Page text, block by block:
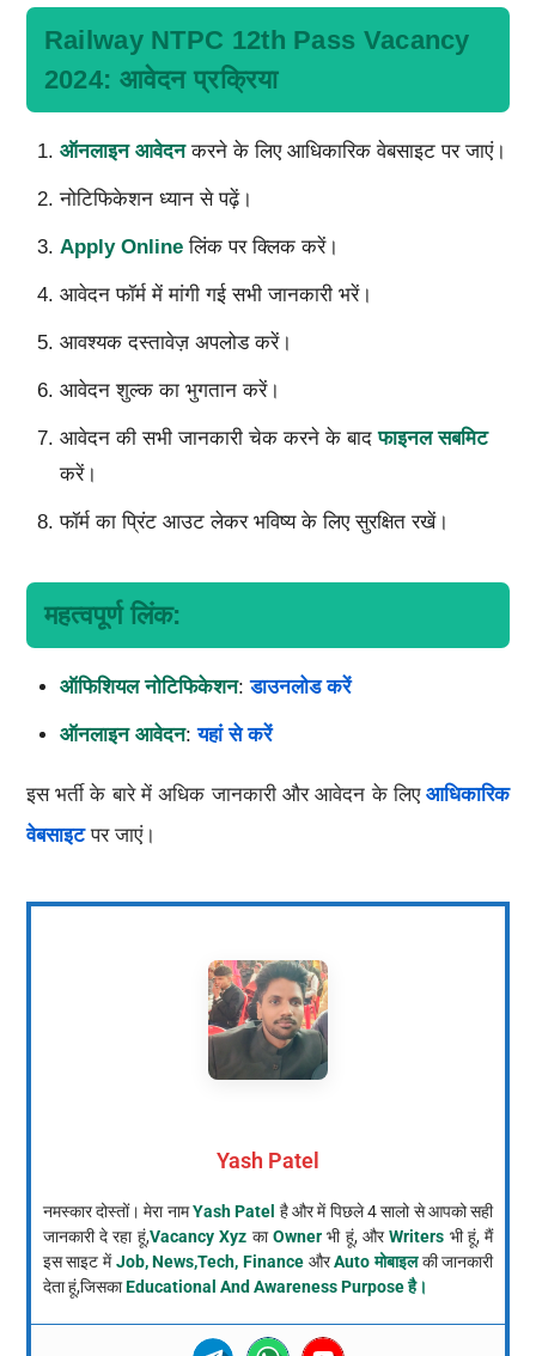
Railway NTPC 12th Pass Vacancy
2024: आवेदन प्रक्रिया
ऑनलाइन आवेदनकरने के लिए आधिकारिक वेबसाइट पर जाएं।
नोटिफिकेशन ध्यान से पढ़ें।
Apply Onlineलिंक पर क्लिक करें।
आवेदन फॉर्म में मांगी गई सभी जानकारी भरें।
आवश्यक दस्तावेज़ अपलोड करें।
आवेदन शुल्क का भुगतान करें।
आवेदन की सभी जानकारी चेक करने के बादफाइनल सबमिट
करें।
फॉर्म का प्रिंट आउट लेकर भविष्य के लिए सुरक्षित रखें।
महत्वपूर्ण लिंक:
ऑफिशियल नोटिफिकेशन:डाउनलोड करें
ऑनलाइन आवेदन:यहां से करें
इस भर्ती के बारे में अधिक जानकारी और आवेदन के लिएआधिकारिक
वेबसाइटपर जाएं।
Yash Patel
नमस्कार दोस्तों। मेरा नामYash Patel है और में पिछले 4 सालो से आपको सही
जानकारी दे रहा हूं,Vacancy Xyz काOwnerभी हूं, औरWriters भी हूं, मैं
इस साइट मेंJob, News,Tech, Finance औरAuto मोबाइलकी जानकारी
देता हूं,जिसकाEducational And Awareness Purpose है।